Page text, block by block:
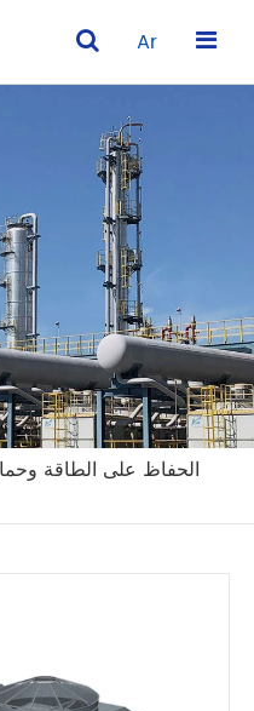
Ar
الحفاظ على الطاقة